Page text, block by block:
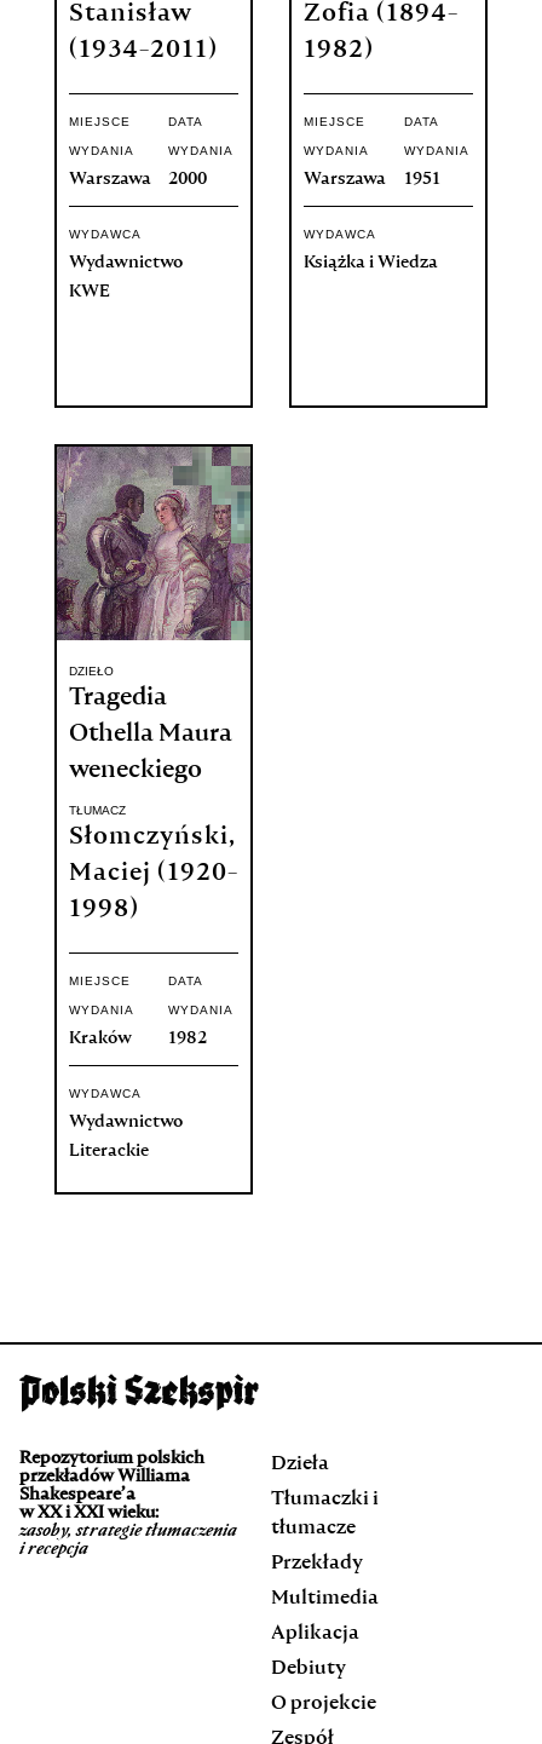
Stanisław
(1934-2011)
MIEJSCE
WYDANIA
Warszawa
DATA
WYDANIA
2000
WYDAWCA
Wydawnictwo
KWE
Zofia (1894-
1982)
MIEJSCE
WYDANIA
Warszawa
DATA
WYDANIA
1951
WYDAWCA
Książka i Wiedza
DZIEŁO
Tragedia
Othella Maura
weneckiego
TŁUMACZ
Słomczyński,
Maciej (1920-
1998)
MIEJSCE
WYDANIA
Kraków
DATA
WYDANIA
1982
WYDAWCA
Wydawnictwo
Literackie
Repozytorium polskich
przekładów Williama
Shakespeare’a
w XX i XXI wieku:
zasoby, strategie tłumaczenia
i recepcja
Dzieła
Tłumaczki i
tłumacze
Przekłady
Multimedia
Aplikacja
Debiuty
O projekcie
Zespół